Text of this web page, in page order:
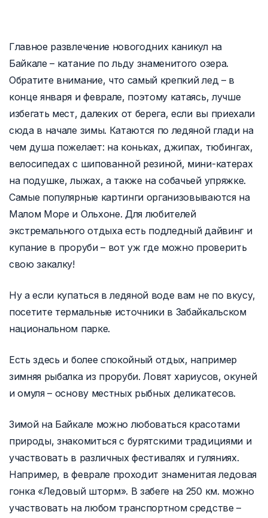
Главное развлечение новогодних каникул на
Байкале – катание по льду знаменитого озера.
Обратите внимание, что самый крепкий лед – в
конце января и феврале, поэтому катаясь, лучше
избегать мест, далеких от берега, если вы приехали
сюда в начале зимы. Катаются по ледяной глади на
чем душа пожелает: на коньках, джипах, тюбингах,
велосипедах с шипованной резиной, мини-катерах
на подушке, лыжах, а также на собачьей упряжке.
Самые популярные картинги организовываются на
Малом Море и Ольхоне. Для любителей
экстремального отдыха есть подледный дайвинг и
купание в проруби – вот уж где можно проверить
свою закалку!
Ну а если купаться в ледяной воде вам не по вкусу,
посетите термальные источники в Забайкальском
национальном парке.
Есть здесь и более спокойный отдых, например
зимняя рыбалка из проруби. Ловят хариусов, окуней
и омуля – основу местных рыбных деликатесов.
Зимой на Байкале можно любоваться красотами
природы, знакомиться с бурятскими традициями и
участвовать в различных фестивалях и гуляниях.
Например, в феврале проходит знаменитая ледовая
гонка «Ледовый шторм». В забеге на 250 км. можно
участвовать на любом транспортном средстве –